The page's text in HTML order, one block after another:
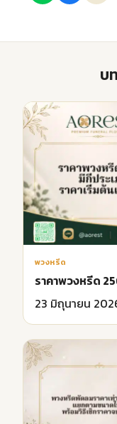
บ
พวงหรีด
ราคาพวงหรีด
23 มิถุนายน